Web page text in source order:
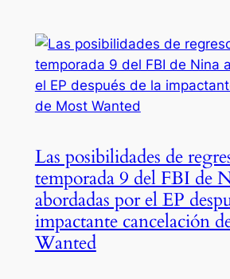
Las posibilidades de
temporada 9 del FBI de
abordadas por el EP
impactante cancelación
Wanted